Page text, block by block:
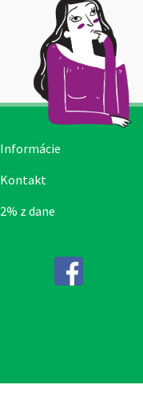
Informácie
Kontakt
2% z dane